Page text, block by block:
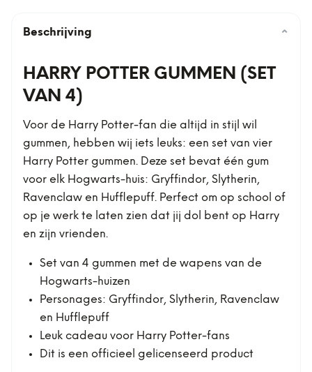
Beschrijving ⌄
HARRY POTTER GUMMEN (SET
VAN 4)
Voor de Harry Potter-fan die altijd in stijl wil
gummen, hebben wij iets leuks: een set van vier
Harry Potter gummen. Deze set bevat één gum
voor elk Hogwarts-huis: Gryffindor, Slytherin,
Ravenclaw en Hufflepuff. Perfect om op school of
op je werk te laten zien dat jij dol bent op Harry
en zijn vrienden.
Set van 4 gummen met de wapens van de
Hogwarts-huizen
Personages: Gryffindor, Slytherin, Ravenclaw
en Hufflepuff
Leuk cadeau voor Harry Potter-fans
Dit is een officieel gelicenseerd product